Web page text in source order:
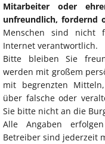
Mitarbeiter oder
unfreundlich, fordernd
Menschen sind nicht
Internet verantwortlich.
Bitte bleiben Sie
werden mit großem
mit begrenzten
über falsche oder
Sie bitte nicht an die
Alle Angaben
Betreiber sind jederzeit